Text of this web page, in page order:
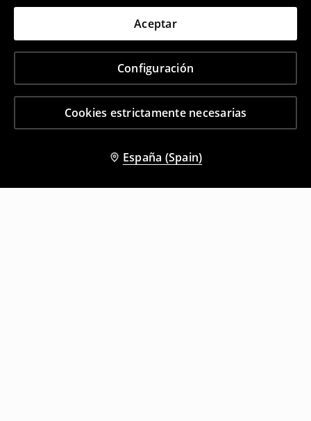
Cookies estrictamente necesarias
Configuración
Aceptar
España (Spain)